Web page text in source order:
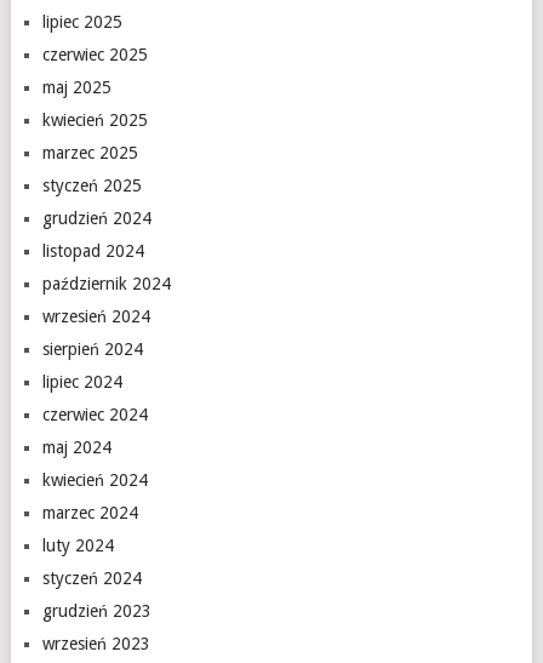
lipiec 2025
czerwiec 2025
maj 2025
kwiecień 2025
marzec 2025
styczeń 2025
grudzień 2024
listopad 2024
październik 2024
wrzesień 2024
sierpień 2024
lipiec 2024
czerwiec 2024
maj 2024
kwiecień 2024
marzec 2024
luty 2024
styczeń 2024
grudzień 2023
wrzesień 2023